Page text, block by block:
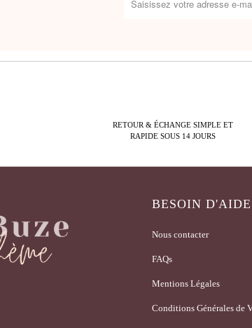
RETOUR & ÉCHANGE SIMPLE ET
RAPIDE SOUS 14 JOURS
BESOIN
Nous contacter
FAQs
Mentions Légales
Conditions Générales de